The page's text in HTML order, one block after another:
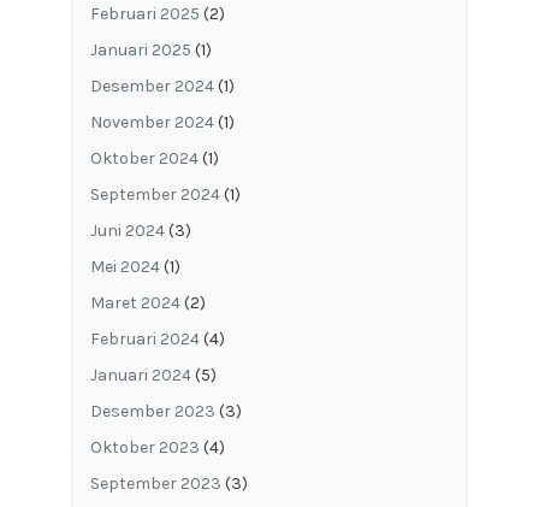
Februari 2025 (2)
Januari 2025 (1)
Desember 2024(1)
November 2024(1)
Oktober 2024(1)
September 2024(1)
Juni 2024(3)
Mei 2024(1)
Maret 2024(2)
Februari 2024(4)
Januari 2024(5)
Desember 2023 (3)
Oktober 2023 (4)
September 2023 (3)